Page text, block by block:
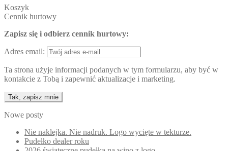
Koszyk
Cennik hurtowy
Zapisz się i odbierz cennik hurtowy:
Adres email:
Ta strona użyje informacji podanych w tym formularzu, aby być w
kontakcie z Tobą i zapewnić aktualizacje i marketing.
Nowe posty
Nie naklejka. Nie nadruk. Logo wycięte w tekturze.
Pudełko dealer roku